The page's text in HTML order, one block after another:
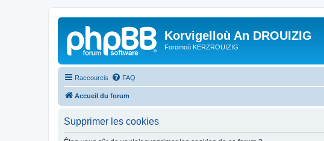
Korvigelloù An DROUIZIG
Foromoù KERZROUIZIG
Raccourcis FAQ
Accueil du forum
Supprimer les cookies